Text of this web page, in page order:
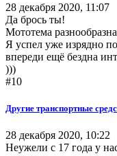
28 декабря 2020, 11:07
Да брось ты!
Мототема
Я успел уже изрядно
впереди ещё бездна
)))
#10
Другие транспортные
28 декабря 2020, 10:22
Неужели с 17 года у